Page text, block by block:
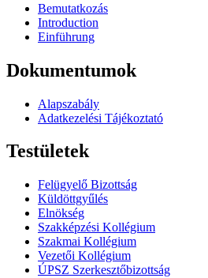
Bemutatkozás
Introduction
Einführung
Dokumentumok
Alapszabály
Adatkezelési Tájékoztató
Testületek
Felügyelő Bizottság
Küldöttgyűlés
Elnökség
Szakképzési Kollégium
Szakmai Kollégium
Vezetői Kollégium
ÚPSZ Szerkesztőbizottság